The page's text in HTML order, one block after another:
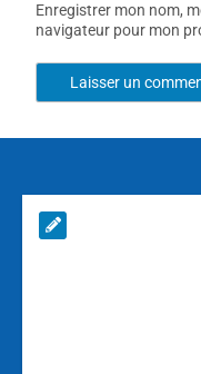
Enregistrer mon nom,
navigateur pour mon